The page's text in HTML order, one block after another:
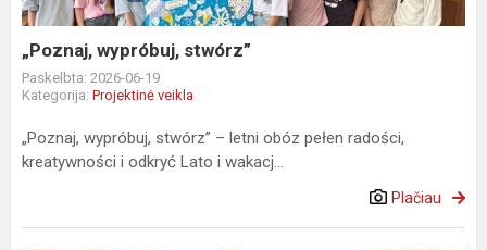
„Poznaj, wypróbuj, stwórz”
Paskelbta: 2026-06-19
Kategorija: Projektinė veikla
„Poznaj, wypróbuj, stwórz” – letni obóz pełen radości,
kreatywności i odkryć Lato i wakacj...
Plačiau